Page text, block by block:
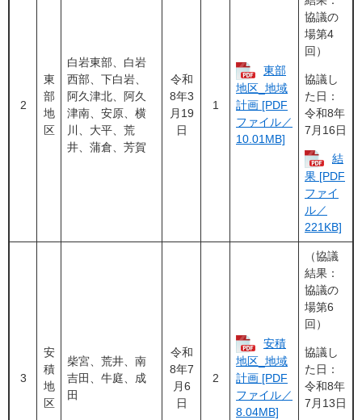
2
東
部
地
区
白岩東部、白岩
西部、下白岩、
阿久津北、阿久
津南、安原、横
川、大平、荒
井、蒲倉、芳賀
令和
8年3
月19
日
1
東部
地区_地域
計画 [PDF
ファイル／
10.01MB]
協議の
場第4
回）
協議し
た日：
令和8年
7月16日
結
果 [PDF
ファイ
ル／
221KB]
3
安
積
地
区
柴宮、荒井、南
吉田、牛庭、成
田
令和
8年7
月6
日
2
安積
地区_地域
計画 [PDF
ファイル／
8.04MB]
（協議
結果：
協議の
場第6
回）
協議し
た日：
令和8年
7月13日